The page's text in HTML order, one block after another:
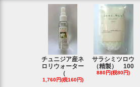
チュニジア産ネ
ロリウォーター
（
1,760円(税160円)
サラシミツロウ
（精製） 100
880円(税80円)